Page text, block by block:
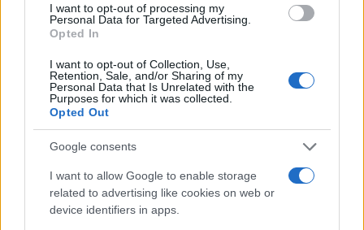
I want to opt-out of processing my
Personal Data for Targeted Advertising.
Opted In
I want to opt-out of Collection, Use,
Retention, Sale, and/or Sharing of my
Personal Data that Is Unrelated with the
Purposes for which it was collected.
Opted Out
Google consents
I want to allow Google to enable storage
related to advertising like cookies on web or
device identifiers in apps.